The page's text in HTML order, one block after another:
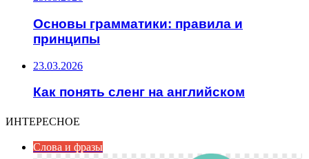
Основы грамматики: правила и
принципы
23.03.2026
Как понять сленг на английском
ИНТЕРЕСНОЕ
Слова и фразы